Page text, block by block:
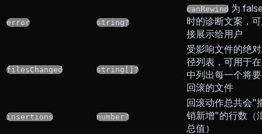
error string?
canRewind 为
时的诊断文案，
接展示给用户
filesChanged string[]?
受影响文件的绝
径列表，可用于
中列出每一个将
回滚的文件
insertions number?
回滚动作总共会"
销新增"的行数（
总值）